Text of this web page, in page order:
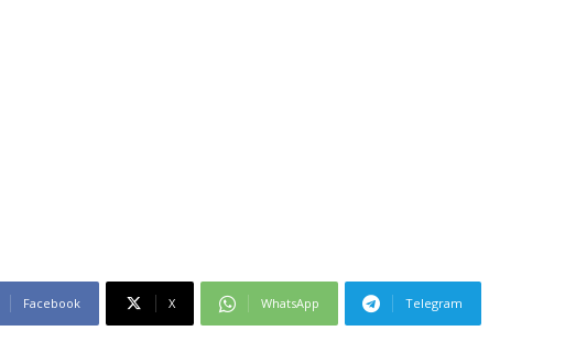
Facebook X WhatsApp Telegram